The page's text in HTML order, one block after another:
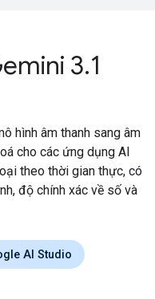
3.1
hình âm thanh sang âm
cho các ứng dụng AI
theo thời gian thực, có
độ chính xác về số và
AI Studio